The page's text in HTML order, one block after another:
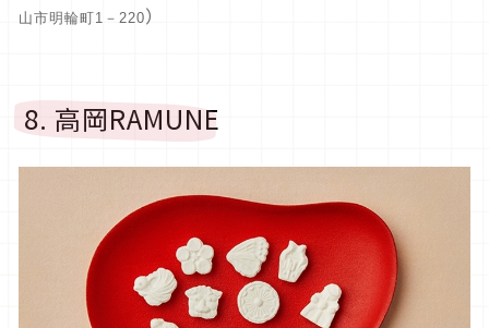
山市明輪町1－220）
8. 高岡RAMUNE